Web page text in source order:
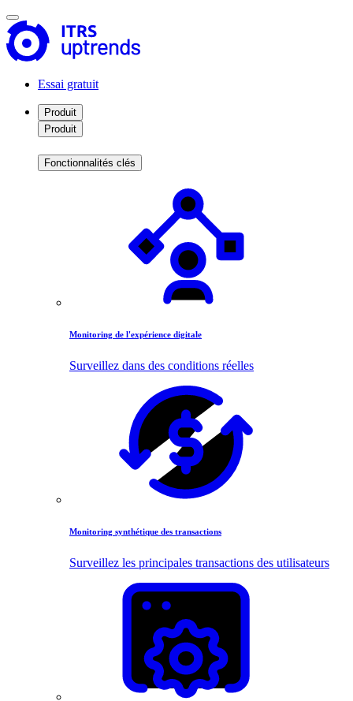
Essai gratuit
Produit
Produit
Fonctionnalités clés
Monitoring de l'expérience digitale
Surveillez dans des conditions réelles
Monitoring synthétique des transactions
Surveillez les principales transactions des utilisateurs